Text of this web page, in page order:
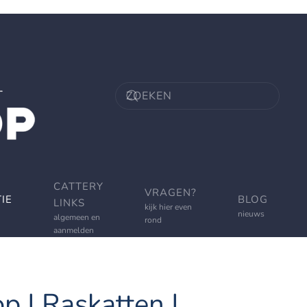
CATTERY
LINKS
algemeen en
aanmelden
VRAGEN?
kijk hier even
rond
BLOG
nieuws